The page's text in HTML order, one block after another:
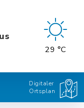
29 °C
Digitaler
Ortsplan